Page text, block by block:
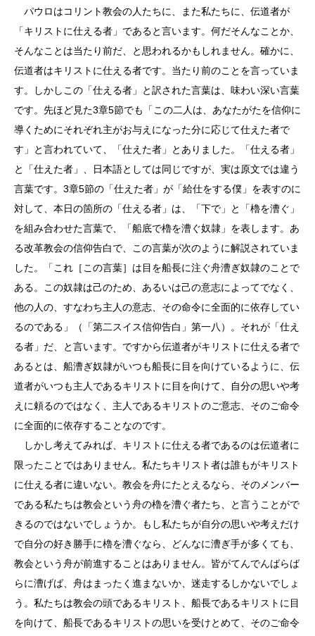
パウロはコリント教会の人たちに、また私たちに、伝道者が
「キリストに仕える者」であると言います。何だそんなことか、
そんなことは当たり前だ、と思われるかもしれません。確かに、
伝道者はキリストに仕える者です。当たり前のことを言っていま
す。しかしこの「仕える者」と訳された言葉は、味わい深い言葉
です。先ほど見た3章5節でも「この二人は、あなたがたを信仰に
導くためにそれぞれ主がお与えになった分に応じて仕えた者で
す」と言われていて、「仕えた者」とありました。「仕える者」
と「仕えた者」、日本語としては同じですが、実は原文では違う
言葉です。3章5節の「仕えた者」が「給仕をする僕」を表すのに
対して、本日の箇所の「仕える者」は、「下で」と「櫓を漕ぐ」
を組み合わせた言葉で、「船底で櫓を漕ぐ奴隷」を表します。あ
る改革教会の信仰告白で、この言葉が次のように解説されていま
した。「これ［この言葉］は目を船長に注ぐ舟漕ぎ奴隷のことで
ある。この奴隷は己のため、あるいは己の意志によってでなく、
他の人の、すなわち主人の意志、その命令に全面的に依存してい
るのである」（「第二スイス信仰告白」第一八）。それが「仕え
る者」だ、と言います。ですから伝道者がキリストに仕える者で
あるとは、船漕ぎ奴隷がいつも船長に目を向けているように、伝
道者がいつも主人であるキリストに目を向けて、自分の思いや考
えに頼るのではなく、主人であるキリストのご意志、そのご命令
に全面的に依存することなのです。
しかし考えてみれば、キリストに仕える者であるのは伝道者に
限ったことではありません。私たちキリスト者は誰もがキリスト
に仕える者に違いない。教会を舟にたとえるなら、そのメンバー
である私たちは教会という舟の櫓を漕ぐ者たち、と言うことがで
きるのではないでしょうか。もし私たちが自分の思いや考えだけ
で自分の好き勝手に櫓を漕ぐなら、どんなに漕ぎ手が多くても、
教会という舟が前進することはありません。皆がてんでんばらば
らに漕げば、舟はまったく進まないか、迷走するしかないでしょ
う。私たちは教会の頭であるキリスト、船長であるキリストに目
を向けて、船長であるキリストの思いを受けとめて、そのご命令